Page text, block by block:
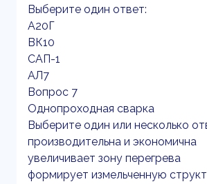
Выберите один ответ:
А20Г
ВК10
САП-1
АЛ7
Вопрос 7
Однопроходная сварка
Выберите один или несколько
производительна и экономична
увеличивает зону перегрева
формирует измельченную